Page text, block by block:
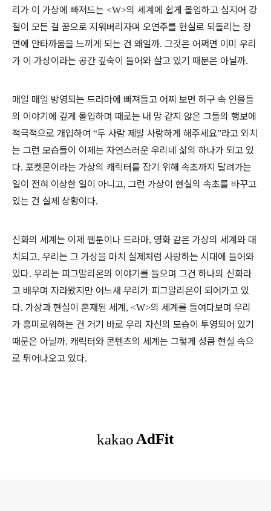
리가 이 가상에 빠져드는 <W>의 세계에 쉽게 몰입하고 심지어 강
철이 모든 걸 꿈으로 지워버리자며 오연주를 현실로 되돌리는 장
면에 안타까움을 느끼게 되는 건 왜일까. 그것은 어쩌면 이미 우리
가 이 가상이라는 공간 깊숙이 들어와 살고 있기 때문은 아닐까.
매일 매일 방영되는 드라마에 빠져들고 어찌 보면 허구 속 인물들
의 이야기에 깊게 몰입하며 때로는 내 맘 같지 않은 그들의 행보에
적극적으로 개입하여 “두 사람 제발 사랑하게 해주세요”라고 외치
는 그런 모습들이 이제는 자연스러운 우리네 삶의 하나가 되고 있
다. 포켓몬이라는 가상의 캐릭터를 잡기 위해 속초까지 달려가는
일이 전혀 이상한 일이 아니고, 그런 가상이 현실의 속초를 바꾸고
있는 건 실제 상황이다.
신화의 세계는 이제 웹툰이나 드라마, 영화 같은 가상의 세계와 대
치되고, 우리는 그 가상을 마치 실제처럼 사랑하는 시대에 들어와
있다. 우리는 피그말리온의 이야기를 들으며 그건 하나의 신화라
고 배우며 자라왔지만 어느새 우리가 피그말리온이 되어가고 있
다. 가상과 현실이 혼재된 세계 , <W>의 세계를 들여다보며 우리
가 흥미로워하는 건 거기 바로 우리 자신의 모습이 투영되어 있기
때문은 아닐까. 캐릭터와 콘텐츠의 세계는 그렇게 성큼 현실 속으
로 튀어나오고 있다.